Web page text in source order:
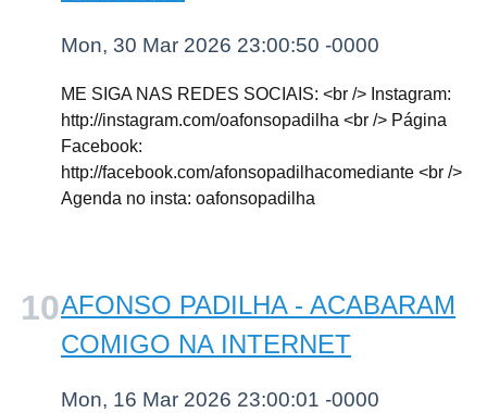
Mon, 30 Mar 2026 23:00:50 -0000
ME SIGA NAS REDES SOCIAIS: <br /> Instagram:
http://instagram.com/oafonsopadilha <br /> Página
Facebook:
http://facebook.com/afonsopadilhacomediante <br />
Agenda no insta: oafonsopadilha
AFONSO PADILHA - ACABARAM
COMIGO NA INTERNET
Mon, 16 Mar 2026 23:00:01 -0000